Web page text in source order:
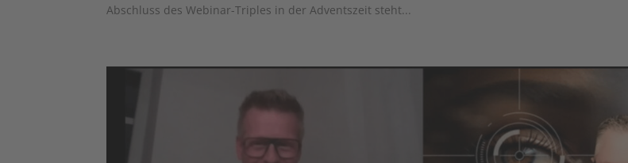
Abschluss des Webinar-Triples in der Adventszeit steht...